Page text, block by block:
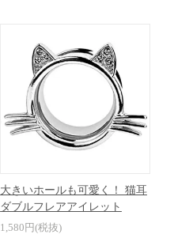
大きいホールも可愛く！ 猫耳
ダブルフレアアイレット
1,580円(税抜)